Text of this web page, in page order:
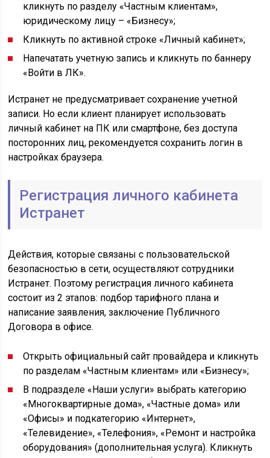
кликнуть по разделу «Частным клиентам»,
юридическому лицу – «Бизнесу»;
Кликнуть по активной строке «Личный кабинет»;
Напечатать учетную запись и кликнуть по баннеру
«Войти в ЛК».
Истранет не предусматривает сохранение учетной
записи. Но если клиент планирует использовать
личный кабинет на ПК или смартфоне, без доступа
посторонних лиц, рекомендуется сохранить логин в
настройках браузера.
Регистрация личного кабинета
Истранет
Действия, которые связаны с пользовательской
безопасностью в сети, осуществляют сотрудники
Истранет. Поэтому регистрация личного кабинета
состоит из 2 этапов: подбор тарифного плана и
написание заявления, заключение Публичного
Договора в офисе.
Открыть официальный сайт провайдера и кликнуть
по разделам «Частным клиентам» или «Бизнесу»;
В подразделе «Наши услуги» выбрать категорию
«Многоквартирные дома», «Частные дома» или
«Офисы» и подкатегорию «Интернет»,
«Телевидение», «Телефония», «Ремонт и настройка
оборудования» (дополнительная услуга). Кликнуть